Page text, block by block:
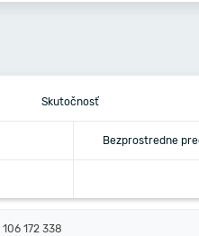
Skutočnosť
Bezprostredne
106 172 338